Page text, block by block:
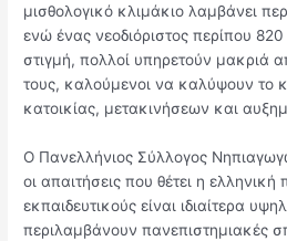
μισθολογικό κλιμάκιο λαμβάνει
ενώ ένας νεοδιόριστος περίπου
στιγμή, πολλοί υπηρετούν μακριά
τους, καλούμενοι να καλύψουν το
κατοικίας, μετακινήσεων και
Ο Πανελλήνιος Σύλλογος
οι απαιτήσεις που θέτει η ελληνική
εκπαιδευτικούς είναι ιδιαίτερα
περιλαμβάνουν πανεπιστημιακές